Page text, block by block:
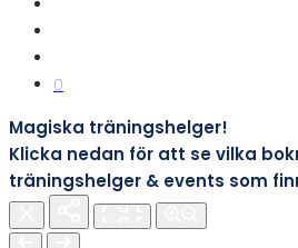
0
Magiska träningshelger!
Klicka nedan för att se vilka
träningshelger & events som